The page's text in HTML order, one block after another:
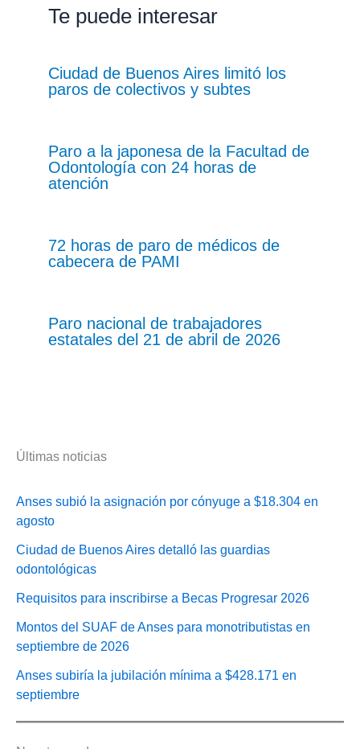
Te puede interesar
Ciudad de Buenos Aires limitó los
paros de colectivos y subtes
Paro a la japonesa de la Facultad de
Odontología con 24 horas de
atención
72 horas de paro de médicos de
cabecera de PAMI
Paro nacional de trabajadores
estatales del 21 de abril de 2026
Últimas noticias
Anses subió la asignación por cónyuge a $18.304 en
agosto
Ciudad de Buenos Aires detalló las guardias
odontológicas
Requisitos para inscribirse a Becas Progresar 2026
Montos del SUAF de Anses para monotributistas en
septiembre de 2026
Anses subiría la jubilación mínima a $428.171 en
septiembre